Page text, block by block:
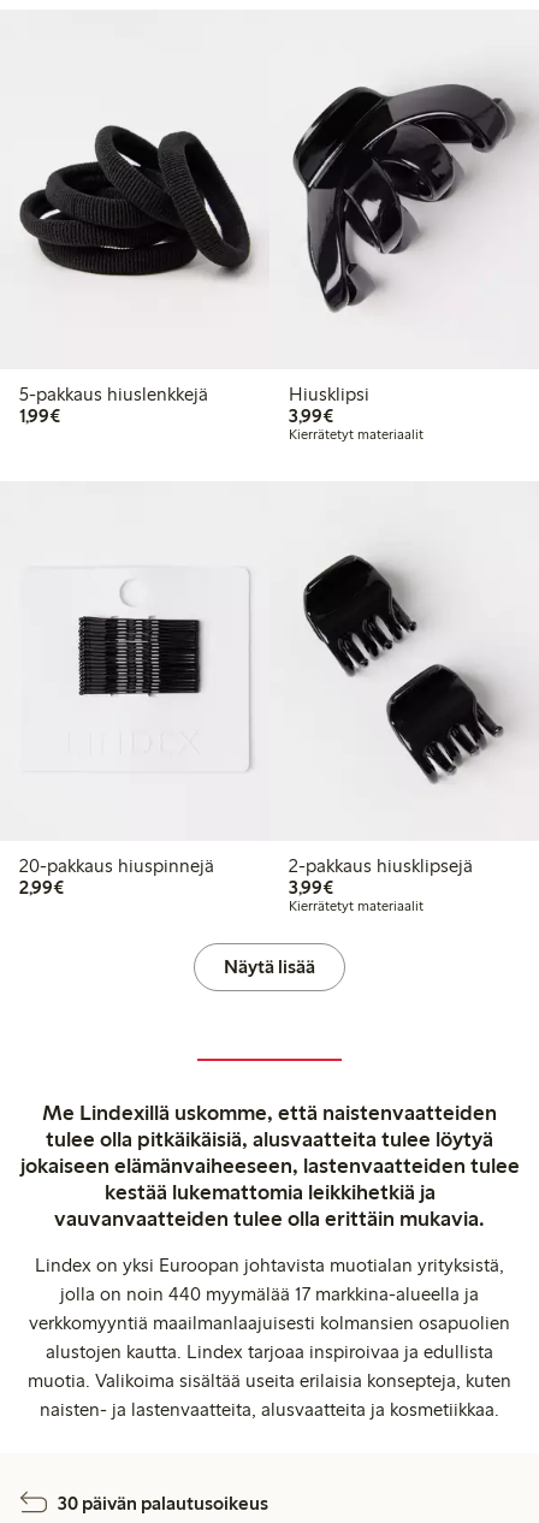
5-pakkaus hiuslenkkejä
1,99€1,99 €
Hiusklipsi
3,99€3,99 €
Kierrätetyt materiaalit
20-pakkaus hiuspinnejä
2,99€2,99 €
2-pakkaus hiusklipsejä
3,99€3,99 €
Kierrätetyt materiaalit
Näytä lisää
Me Lindexillä uskomme, että naistenvaatteiden
tulee olla pitkäikäisiä, alusvaatteita tulee löytyä
jokaiseen elämänvaiheeseen, lastenvaatteiden tulee
kestää lukemattomia leikkihetkiä ja
vauvanvaatteiden tulee olla erittäin mukavia.
Lindex on yksi Euroopan johtavista muotialan yrityksistä,
jolla on noin 440 myymälää 17 markkina-alueella ja
verkkomyyntiä maailmanlaajuisesti kolmansien osapuolien
alustojen kautta. Lindex tarjoaa inspiroivaa ja edullista
muotia. Valikoima sisältää useita erilaisia konsepteja, kuten
naisten- ja lastenvaatteita, alusvaatteita ja kosmetiikkaa.
30 päivän palautusoikeus